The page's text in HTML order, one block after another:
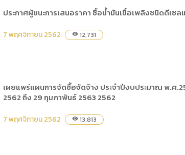
ประกาศผู้ชนะการเสนอราคา ซื้อน้ำมันเชื้อเพลิงชนิดดีเซ
7 พฤศจิกายน 2562 visibility 12,731
เผยแพร่แผนการจัดซื้อจัดจ้าง ประจำปีงบประมาณ พ.ศ
2562 ถึง 29 กุมภาพันธ์ 2563 2562
7 พฤศจิกายน 2562 visibility 13,813